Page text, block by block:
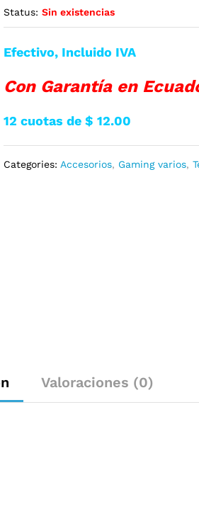
Status: Sin existencias
Efectivo, Incluido IVA
Con Garantía en
12 cuotas de $ 12.00
Categories: Accesorios, Gaming varios,
Valoraciones (0)